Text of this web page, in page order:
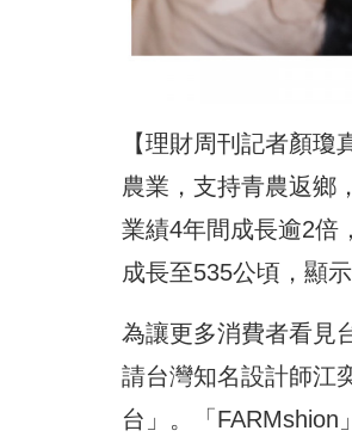
【理財周刊記者顏
農業，支持青農返鄉
業績4年間成長逾2倍
成長至535公頃，顯
為讓更多消費者看見
請台灣知名設計師江
台」。「